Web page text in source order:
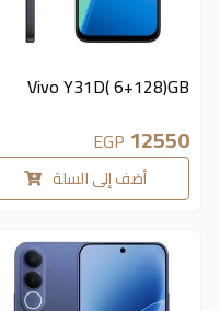
Vivo Y31D( 6+128)GB
12550
EGP
أضف إلى السلة